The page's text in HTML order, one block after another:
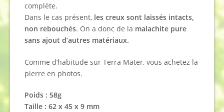
complète.
Dans le cas présent, les creux sont laissés intacts,
non rebouchés. On a donc de la malachite pure
sans ajout d’autres matériaux.
Comme d’habitude sur Terra Mater, vous achetez la
pierre en photos.
Poids : 58g
Taille : 62 x 45 x 9 mm